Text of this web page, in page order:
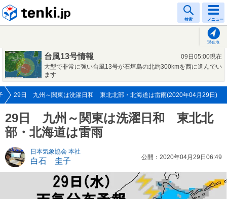
検索 メニュー
現在地
台風13号情報
09日05:00現在
大型で非常に強い台風13号が石垣島の北約300kmを西に進んでい
ます
29日 九州～関東は洗濯日和 東北北部・北海道は雷雨(2020年04月29日)
29日 九州～関東は洗濯日和 東北北
部・北海道は雷雨
日本気象協会 本社
白石 圭子 公開：2020年04月29日06:49